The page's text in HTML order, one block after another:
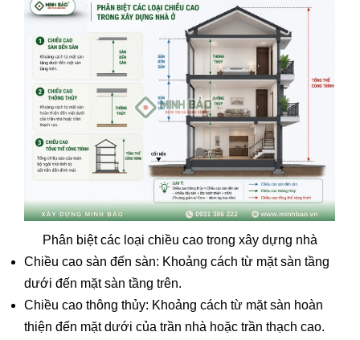
Phân biệt các loại chiều cao trong xây dựng nhà
Chiều cao sàn đến sàn: Khoảng cách từ mặt sàn tầng
dưới đến mặt sàn tầng trên.
Chiều cao thông thủy: Khoảng cách từ mặt sàn hoàn
thiện đến mặt dưới của trần nhà hoặc trần thạch cao.